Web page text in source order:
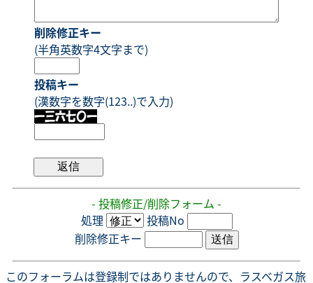
削除修正キー
(半角英数字4文字まで)
投稿キー
(漢数字を数字(123..)で入力)
- 投稿修正/削除フォーム -
処理
投稿No
削除修正キー
このフォーラムは登録制ではありませんので、ラスベガス旅